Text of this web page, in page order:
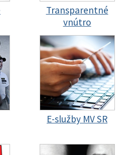
Transparentné
vnútro
E-služby MV SR